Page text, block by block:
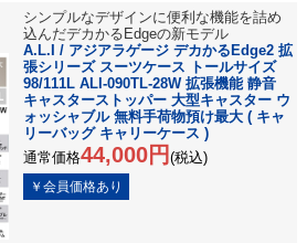
シンプルなデザインに便利な機能を詰め
込んだデカかるEdgeの新モデル
A.L.I / アジアラゲージ デカかるEdge2 拡
張シリーズ スーツケース トールサイズ
98/111L ALI-090TL-28W 拡張機能 静音
キャスターストッパー 大型キャスター ウ
ォッシャブル 無料手荷物預け最大 ( キャ
リーバッグ キャリーケース )
通常価格44,000円 (税込)